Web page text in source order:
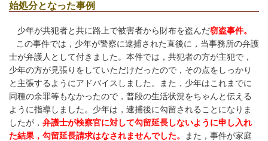
始処分となった事例
少年が共犯者と共に路上で被害者から財布を盗んだ窃盗事件。
この事件では，少年が警察に逮捕された直後に，当事務所の弁護
士が弁護人として付きました。本件では，共犯者の方が主犯で，
少年の方が見張りをしていただけだったので，その点をしっかり
と主張するようにアドバイスしました。また，少年はこれまでに
同種の余罪等もなかったので，普段の生活状況をちゃんと伝える
ように指導しました。少年は，逮捕後に勾留されることになりま
したが， 弁護士が検察官に対して勾留延長しないように申し入れ
た結果，勾留延長請求はなされませんでした。
また，事件が家庭